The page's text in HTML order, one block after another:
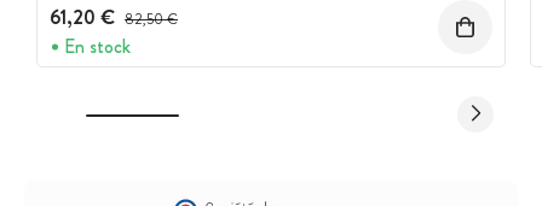
61,20 € Prix avant réduction :
82,50 €
En stock